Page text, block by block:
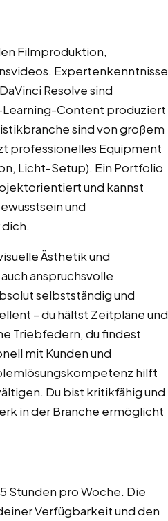
Filmproduktion,
Expertenkenntnisse
Resolve sind
Learning-Content produziert
sind von großem
professionelles Equipment
Licht-Setup). Ein Portfolio
und kannst
und
Ästhetik und
anspruchsvolle
selbstständig und
– du hältst Zeitpläne und
Triebfedern, du findest
mit Kunden und
hilft
Du bist kritikfähig und
in der Branche ermöglicht
Stunden pro Woche. Die
Verfügbarkeit und den